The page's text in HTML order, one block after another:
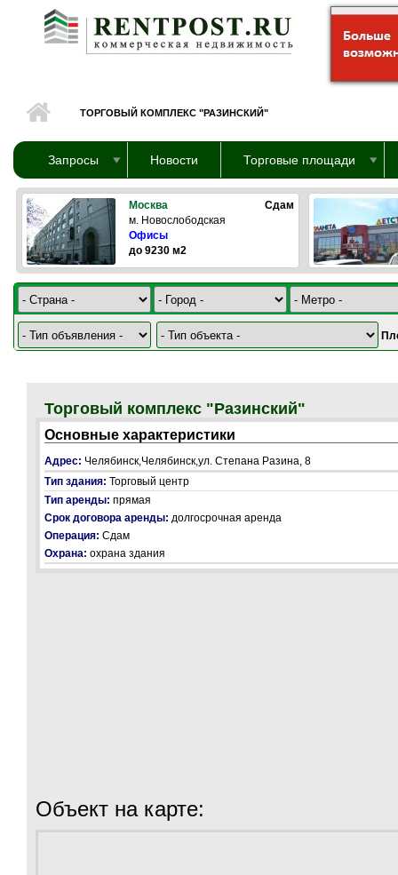
Перейти к основному содержанию
ТОРГОВЫЙ КОМПЛЕКС "РАЗИНСКИЙ"
Запросы Новости Торговые площади
Москва
Сдам
м. Новослободская
Офисы
до 9230 м2
Торговый комплекс "Разинский"
Основные характеристики
Адрес: Челябинск,Челябинск,ул. Степана Разина, 8
Тип здания: Торговый центр
Тип аренды: прямая
Срок договора аренды: долгосрочная аренда
Операция: Сдам
Охрана: охрана здания
Объект на карте: